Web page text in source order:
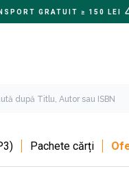
GRATUIT ≥ 150 LEI
Pachete cărți